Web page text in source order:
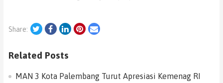
Share: TwitterFacebook
LinkedIn
Pinterest
Email
Related Posts
MAN 3 Kota Palembang Turut Apresiasi Kemenag RI